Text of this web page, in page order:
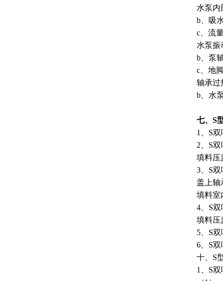
水泵内
b、吸
c、流
水泵振
b、泵
c、地
轴承过
b、水
七、S
1、S
2、S
填料压
3、S
盖上轴
填料室
4、S
填料压
5、S
6、S
十、S
1、S